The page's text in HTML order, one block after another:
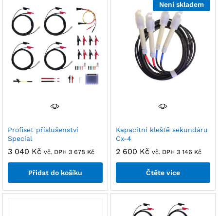
Profiset příslušenství
Special
3 040 Kč vč. DPH 3 678 Kč
Přidat do košíku
Není skladem
Kapacitní kleště sekundáru
Cx-4
2 600 Kč vč. DPH 3 146 Kč
Čtěte více